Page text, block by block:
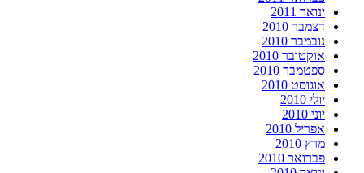
ינואר 2011
דצמבר 2010
נובמבר 2010
אוקטובר 2010
ספטמבר 2010
אוגוסט 2010
יולי 2010
יוני 2010
אפריל 2010
מרץ 2010
פברואר 2010